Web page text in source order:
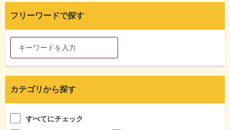
フリーワードで探す
カテゴリから探す
すべてにチェック